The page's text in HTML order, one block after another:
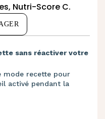
Nutri-Score C.
sans réactiver votre
mode recette pour
activé pendant la